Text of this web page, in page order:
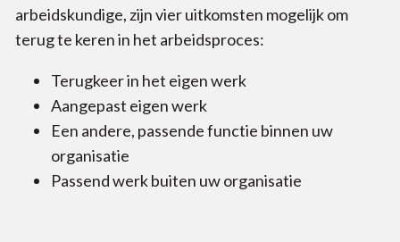
arbeidskundige, zijn vier uitkomsten mogelijk om
terug te keren in het arbeidsproces:
Terugkeer in het eigen werk
Aangepast eigen werk
Een andere, passende functie binnen uw
organisatie
Passend werk buiten uw organisatie